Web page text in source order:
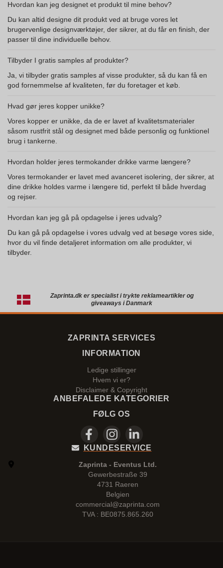
Hvordan kan jeg designet et produkt til mine behov?
Du kan altid designe dit produkt ved at bruge vores let
brugervenlige designværktøjer, der sikrer, at du får en finish, der
passer til dine individuelle behov.
Tilbyder I gratis samples af produkter?
Ja, vi tilbyder gratis samples af visse produkter, så du kan få en
god fornemmelse af kvaliteten, før du foretager et køb.
Hvad gør jeres kopper unikke?
Vores kopper er unikke, da de er lavet af kvalitetsmaterialer
såsom rustfrit stål og designet med både personlig og funktionel
brug i tankerne.
Hvordan holder jeres termokander drikke varme længere?
Vores termokander er lavet med avanceret isolering, der sikrer, at
dine drikke holdes varme i længere tid, perfekt til både hverdag
og rejser.
Hvordan kan jeg gå på opdagelse i jeres udvalg?
Du kan gå på opdagelse i vores udvalg ved at besøge vores side,
hvor du vil finde detaljeret information om alle produkter, vi
tilbyder.
Zaprinta.dk er specialist i trykte reklameartikler og
giveaways i Danmark
ZAPRINTA SERVICES
INFORMATION
Ledige stillinger
Hvem vi er?
Disclaimer & Copyright
ANBEFALEDE KATEGORIER
FØLG OS
KUNDESERVICE
Zaprinta - Eventus Ltd.
Gewerbestraße 39
4731 Raeren
Belgien
commercial@zaprinta.com
TVA : BE0875.865.260